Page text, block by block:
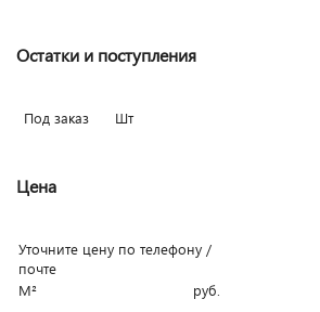
Остатки и поступления
Под заказ Шт
Цена
Уточните цену по телефону /
почте
М²
руб.